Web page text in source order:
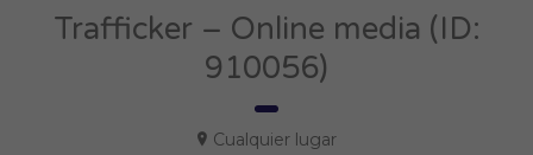
Trafficker – Online media (ID:
910056)
Cualquier lugar